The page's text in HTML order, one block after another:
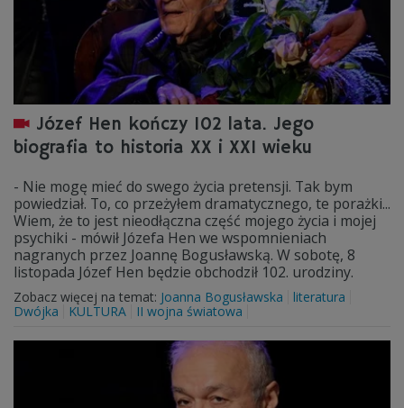
Józef Hen kończy 102 lata. Jego
biografia to historia XX i XXI wieku
- Nie mogę mieć do swego życia pretensji. Tak bym
powiedział. To, co przeżyłem dramatycznego, te porażki...
Wiem, że to jest nieodłączna część mojego życia i mojej
psychiki - mówił Józefa Hen we wspomnieniach
nagranych przez Joannę Bogusławską. W sobotę, 8
listopada Józef Hen będzie obchodził 102. urodziny.
Zobacz więcej na temat: Joanna Bogusławska
literatura
Dwójka
KULTURA II wojna światowa